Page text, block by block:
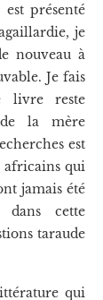
est présenté
je
nouveau à
Je fais
livre reste
la mère
est
africains qui
jamais été
cette
taraude
qui